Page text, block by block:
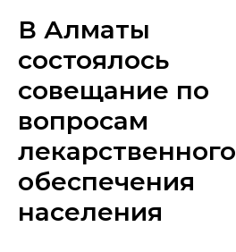
В Алматы
состоялось
совещание по
вопросам
лекарственного
обеспечения
населения